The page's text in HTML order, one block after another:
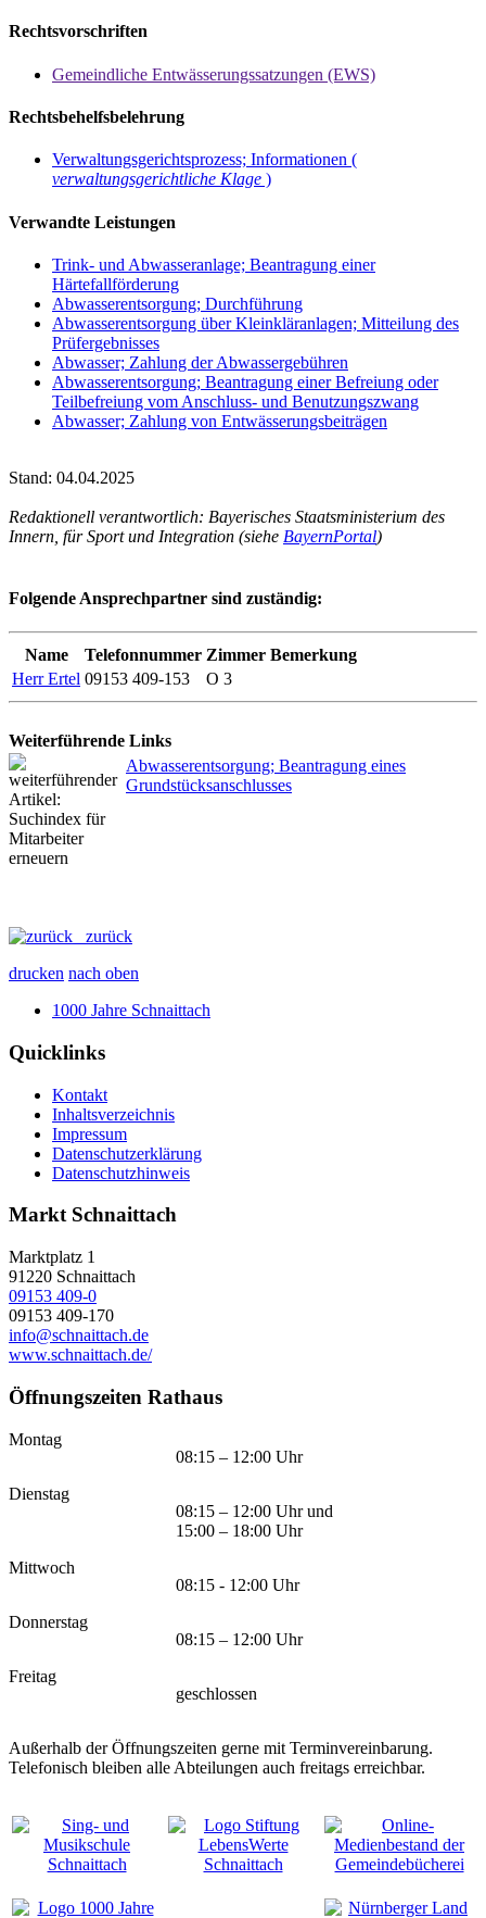
Rechtsvorschriften
Gemeindliche Entwässerungssatzungen (EWS)
Rechtsbehelfsbelehrung
Verwaltungsgerichtsprozess; Informationen (
verwaltungsgerichtliche Klage )
Verwandte Leistungen
Trink- und Abwasseranlage; Beantragung einer
Härtefallförderung
Abwasserentsorgung; Durchführung
Abwasserentsorgung über Kleinkläranlagen; Mitteilung des
Prüfergebnisses
Abwasser; Zahlung der Abwassergebühren
Abwasserentsorgung; Beantragung einer Befreiung oder
Teilbefreiung vom Anschluss- und Benutzungszwang
Abwasser; Zahlung von Entwässerungsbeiträgen
Stand: 04.04.2025
Redaktionell verantwortlich: Bayerisches Staatsministerium des
Innern, für Sport und Integration (siehe BayernPortal)
Folgende Ansprechpartner sind zuständig:
Name Telefonnummer Zimmer Bemerkung
Herr Ertel 09153 409-153 O 3
Weiterführende Links
Abwasserentsorgung; Beantragung eines
Grundstücksanschlusses
zurück
drucken nach oben
1000 Jahre Schnaittach
Quicklinks
Kontakt
Inhaltsverzeichnis
Impressum
Datenschutzerklärung
Datenschutzhinweis
Markt Schnaittach
Marktplatz 1
91220 Schnaittach
09153 409-0
09153 409-170
info@schnaittach.de
www.schnaittach.de/
Öffnungszeiten Rathaus
Montag
08:15 – 12:00 Uhr
Dienstag
08:15 – 12:00 Uhr und
15:00 – 18:00 Uhr
Mittwoch
08:15 - 12:00 Uhr
Donnerstag
08:15 – 12:00 Uhr
Freitag
geschlossen
Außerhalb der Öffnungszeiten gerne mit Terminvereinbarung.
Telefonisch bleiben alle Abteilungen auch freitags erreichbar.